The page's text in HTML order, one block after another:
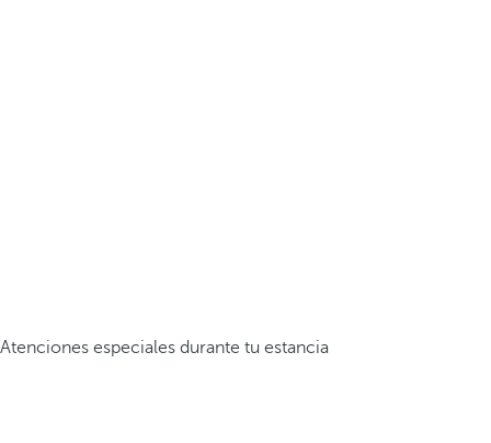
Atenciones especiales durante tu estancia